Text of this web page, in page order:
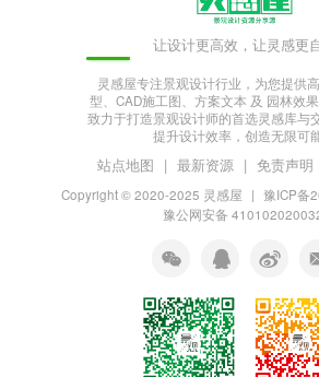
让设计更高效，让灵感更
灵感屋专注景观设计行业，为您提供
型、CAD施工图、方案文本 及 园林效
致力于打造景观设计师的首选灵感库与
提升设计效率，创造无限可能
站点地图 | 最新资源 | 免责声明
Copyright © 2020-2025 灵感屋 | 豫ICP备
豫公网安备